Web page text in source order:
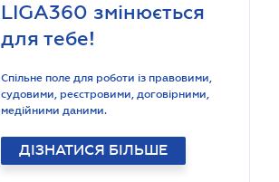
LIGA360 змінюється
для тебе!
Спільне поле для роботи із правовими,
судовими, реєстровими, договірними,
медійними даними.
ДІЗНАТИСЯ БІЛЬШЕ